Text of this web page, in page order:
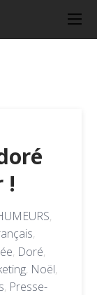
!
,
,
, Doré,
, Noël,
, Presse-